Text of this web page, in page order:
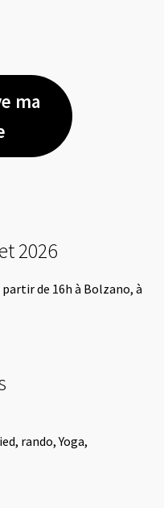
ma
2026
de 16h à Bolzano, à
rando, Yoga,